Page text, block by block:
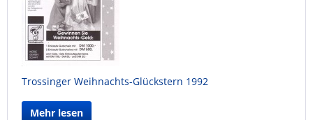
Trossinger Weihnachts-Glückstern 1992
Mehr lesen